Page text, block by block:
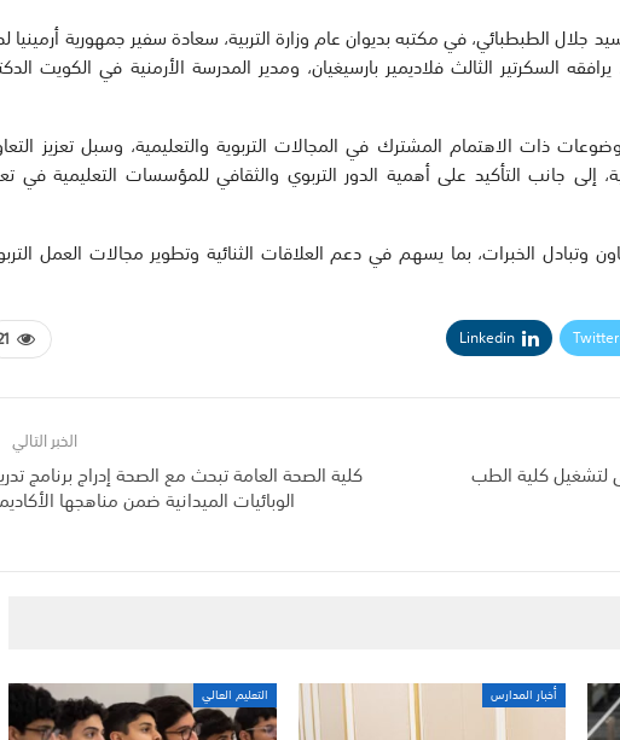
جلال الطبطبائي، في مكتبه بديوان عام وزارة التربية، سعادة سفير جمهورية أرمينيا
السكرتير الثالث فلاديمير بارسيغيان، ومدير المدرسة الأرمنية في الكويت
ذات الاهتمام المشترك في المجالات التربوية والتعليمية، وسبل تعزيز
إلى جانب التأكيد على أهمية الدور التربوي والثقافي للمؤسسات التعليمية في
وتبادل الخبرات، بما يسهم في دعم العلاقات الثنائية وتطوير مجالات العمل
Twitter
Linkedin
لتشغيل كلية الطب
الخبر التالي
كلية الصحة العامة تبحث مع الصحة إدراج برنامج
الوبائيات الميدانية ضمن مناهجها
أخبار المدارس التعليم العالي